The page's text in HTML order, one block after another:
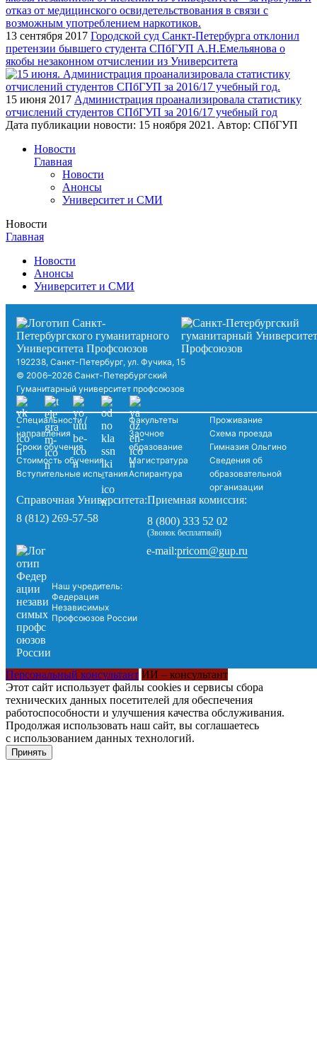
13 сентября 2017 Городской суд Санкт-Петербурга отклонил
претензии бывшего студента СПбГУП А.Н.Емельянова о
якобы незаконном отчислении из Университета
15 июня 2017 Администрация проанализировала статистику
отчислений студентов СПбГУП за 2016/17 учебный год
Дата публикации новости: 15 ноября 2021 . Автор: СПбГУП
Новости
Главная
Новости
Анонсы
Университет и СМИ
Новости
Главная
Новости
Анонсы
Университет и СМИ
192238, Санкт-Петербург, ул. Фучика, 15
© 2006–2026 Санкт-Петербургский
Гуманитарный университет профсоюзов
Специальности /
направления
Сроки обучения
Стоимость обучения
Вступительные испытания
Факультеты
Заочное
образование
Магистратура
Аспирантура
Проживание
Схема проезда
Гимназия Ольгино
Сведения об
образовательной
организации
Справочная Университета:
8 (812) 269-57-58
Приемная комиссия:
8 (800) 333 52 02
(Звонок бесплатный)
Наш учредитель:
Федерация
Независимых
Профсоюзов России
e-mail:pricom@gup.ru
Персональный консультант ИИ – консультант
Этот сайт использует файлы cookies и сервисы сбора
технических данных посетителей для обеспечения
работоспособности и улучшения качества обслуживания.
Продолжая использовать наш сайт, вы соглашаетесь
с использованием данных технологий.
Принять